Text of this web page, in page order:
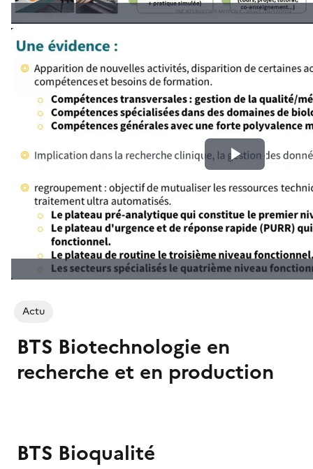
Actu
BTS Biotechnologie en
recherche et en production
couverture
(conseillée)
BTS Bioqualité